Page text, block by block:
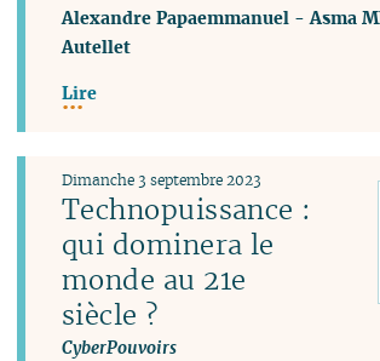
Alexandre Papaemmanuel -Asma
Autellet
Lire
Technopuissance :
qui dominera le
monde au 21e
siècle ?
CyberPouvoirs
Dimanche 3 septembre 2023